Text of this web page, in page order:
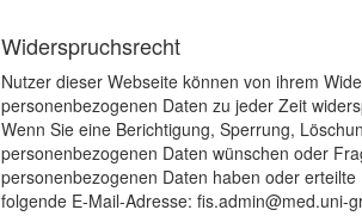
Widerspruchsrecht
Nutzer dieser Webseite können von ihrem
personenbezogenen Daten zu jeder Zeit
Wenn Sie eine Berichtigung, Sperrung,
personenbezogenen Daten wünschen oder
personenbezogenen Daten haben oder
folgende E-Mail-Adresse: fis.admin@med.uni-